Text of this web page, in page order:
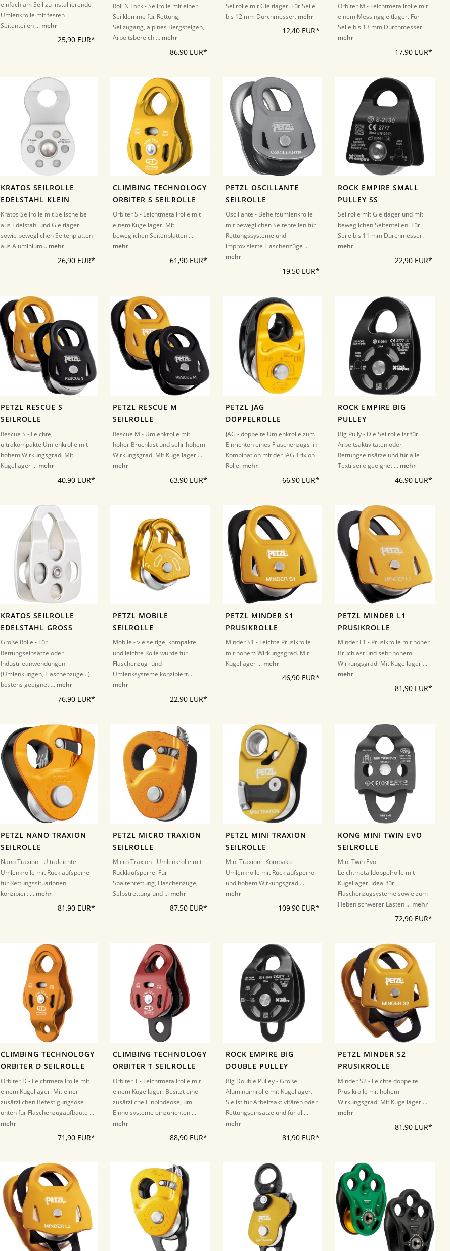
einfach am Seil zu installierende
Umlenkrolle mit festen
Seitenteilen ... mehr
25,90 EUR*
Roll N Lock - Seilrolle mit einer
Seilklemme für Rettung,
Seilzugang, alpines Bergsteigen,
Arbeitsbereich ... mehr
86,90 EUR*
Seilrolle mit Gleitlager. Für Seile
bis 12 mm Durchmesser. mehr
12,40 EUR*
Orbiter M - Leichtmetallrolle mit
einem Messinggleitlager. Für
Seile bis 13 mm Durchmesser.
mehr
17,90 EUR*
KRATOS SEILROLLE
EDELSTAHL KLEIN
Kratos Seilrolle mit Seilscheibe
aus Edelstahl und Gleitlager
sowie beweglichen Seitenplatten
aus Aluminium... mehr
26,90 EUR*
CLIMBING TECHNOLOGY
ORBITER S SEILROLLE
Orbiter S - Leichtmetallrolle mit
einem Kugellager. Mit
beweglichen Seitenplatten ...
mehr
61,90 EUR*
PETZL OSCILLANTE
SEILROLLE
Oscillante - Behelfsumlenkrolle
mit beweglichen Seitenteilen für
Rettungssysteme und
improvisierte Flaschenzüge ...
mehr
19,50 EUR*
ROCK EMPIRE SMALL
PULLEY SS
Seilrolle mit Gleitlager und mit
beweglichen Seitenteilen. Für
Seile bis 11 mm Durchmesser.
mehr
22,90 EUR*
PETZL RESCUE S
SEILROLLE
Rescue S - Leichte,
ultrakompakte Umlenkrolle mit
hohem Wirkungsgrad. Mit
Kugellager ... mehr
40,90 EUR*
PETZL RESCUE M
SEILROLLE
Rescue M - Umlenkrolle mit
hoher Bruchlast und sehr hohem
Wirkungsgrad. Mit Kugellager ...
mehr
63,90 EUR*
PETZL JAG
DOPPELROLLE
JAG - doppelte Umlenkrolle zum
Einrichten eines Flaschenzugs in
Kombination mit der JAG Trixion
Rolle. mehr
66,90 EUR*
ROCK EMPIRE BIG
PULLEY
Big Pully - Die Seilrolle ist für
Arbeitsaktivitäten oder
Rettungseinsätze und für alle
Textilseile geeignet ... mehr
46,90 EUR*
KRATOS SEILROLLE
EDELSTAHL GROSS
Große Rolle - Für
Rettungseinsätze oder
Industrieanwendungen
(Umlenkungen, Flaschenzüge...)
bestens geeignet ... mehr
76,90 EUR*
PETZL MOBILE
SEILROLLE
Mobile - vielseitige, kompakte
und leichte Rolle wurde für
Flaschenzug- und
Umlenksysteme konzipiert...
mehr
22,90 EUR*
PETZL MINDER S1
PRUSIKROLLE
Minder S1 - Leichte Prusikrolle
mit hohem Wirkungsgrad. Mit
Kugellager ... mehr
46,90 EUR*
PETZL MINDER L1
PRUSIKROLLE
Minder L1 - Prusikrolle mit hoher
Bruchlast und sehr hohem
Wirkungsgrad. Mit Kugellager ...
mehr
81,90 EUR*
PETZL NANO TRAXION
SEILROLLE
Nano Traxion - Ultraleichte
Umlenkrolle mit Rücklaufsperre
für Rettungssituationen
konzipiert ... mehr
81,90 EUR*
PETZL MICRO TRAXION
SEILROLLE
Micro Traxion - Umlenkrolle mit
Rücklaufsperre. Für
Spaltenrettung, Flaschenzüge,
Selbstrettung und ... mehr
87,50 EUR*
PETZL MINI TRAXION
SEILROLLE
Mini Traxion - Kompakte
Umlenkrolle mit Rücklaufsperre
und hohem Wirkungsgrad ...
mehr
109,90 EUR*
KONG MINI TWIN EVO
SEILROLLE
Mini Twin Evo -
Leichtmetalldoppelrolle mit
Kugellager. Ideal für
Flaschenzugsysteme sowie zum
Heben schwerer Lasten ... mehr
72,90 EUR*
CLIMBING TECHNOLOGY
ORBITER D SEILROLLE
Orbiter D - Leichtmetallrolle mit
einem Kugellager. Mit einer
zusätzlichen Befestigungsöse
unten für Flaschenzugaufbaute ...
mehr
71,90 EUR*
CLIMBING TECHNOLOGY
ORBITER T SEILROLLE
Orbiter T - Leichtmetallrolle mit
einem Kugellager. Besitzt eine
zusätzliche Einbindeöse, um
Einholsysteme einzurichten ...
mehr
88,90 EUR*
ROCK EMPIRE BIG
DOUBLE PULLEY
Big Double Pulley - Große
Aluminuimrolle mit Kugellager.
Sie ist für Arbeitsaktivitäten oder
Rettungseinsätze und für al ...
mehr
81,90 EUR*
PETZL MINDER S2
PRUSIKROLLE
Minder S2 - Leichte doppelte
Prusikrolle mit hohem
Wirkungsgrad. Mit Kugellager ...
mehr
81,90 EUR*